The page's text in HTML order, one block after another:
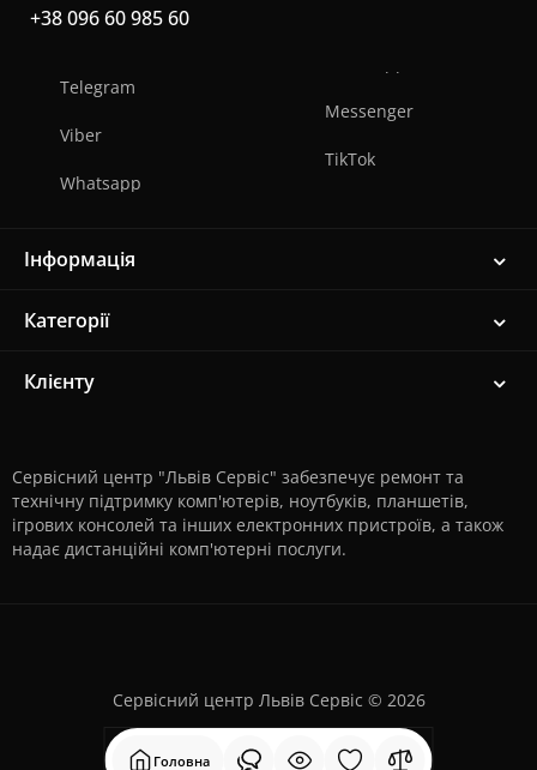
Головна
+38 096 60 985 60
Telegram
Viber
Whatsapp
Messenger
TikTok
Інформація
Категорії
Клієнту
Сервісний центр "Львів Сервіс" забезпечує ремонт та
технічну підтримку комп'ютерів, ноутбуків, планшетів,
ігрових консолей та інших електронних пристроїв, а також
надає дистанційні комп'ютерні послуги.
Сервісний центр Львів Сервіс © 2026